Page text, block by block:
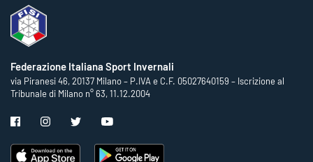
Federazione Italiana Sport Invernali
via Piranesi 46, 20137 Milano – P.IVA e C.F. 05027640159 – Iscrizione al
Tribunale di Milano n° 63, 11.12.2004